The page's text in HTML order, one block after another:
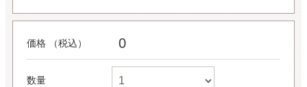
価格 （税込） 0
数量